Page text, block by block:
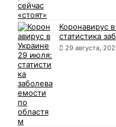
Коронавирус
статистика
29 августа,